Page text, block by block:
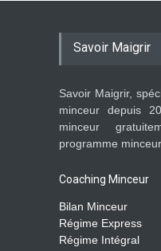
Savoir Maigrir
Savoir Maigrir,
minceur depuis
minceur
programme
Coaching Minceur
Bilan Minceur
Régime Express
Régime Intégral